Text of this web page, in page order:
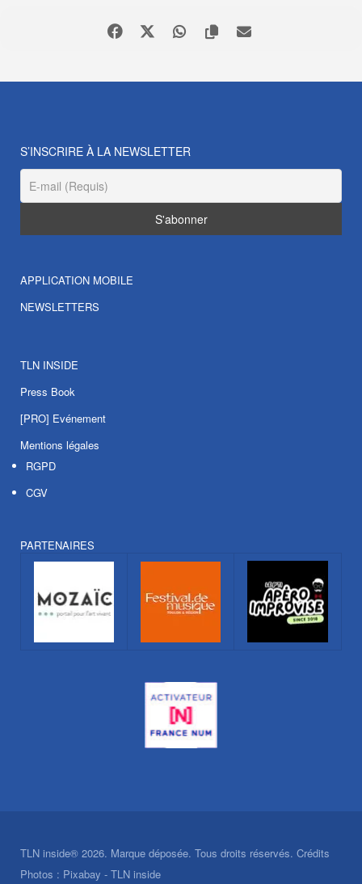
S’INSCRIRE À LA NEWSLETTER
APPLICATION MOBILE
NEWSLETTERS
TLN INSIDE
Press Book
[PRO] Evénement
Mentions légales
RGPD
CGV
PARTENAIRES
TLN inside® 2026. Marque déposée. Tous droits réservés. Crédits
Photos : Pixabay - TLN inside